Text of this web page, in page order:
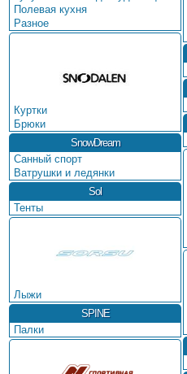
Полевая кухня
Разное
Куртки
Брюки
SnowDream
Санный спорт
Ватрушки и ледянки
Sol
Тенты
Лыжи
SPINE
Палки